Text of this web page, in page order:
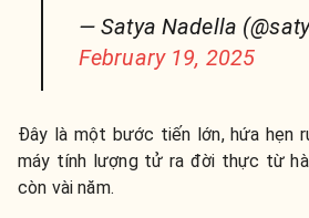
— Satya Nadella
February 19, 2025
Đây là một bước tiến lớn, hứa hẹn
máy tính lượng tử ra đời thực từ
còn vài năm.